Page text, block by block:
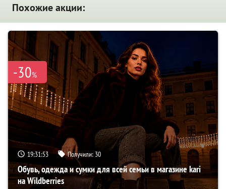
Похожие акции:
-30%
19:31:52 Получили: 30
Обувь, одежда и сумки для всей семьи в магазине kari
на Wildberries